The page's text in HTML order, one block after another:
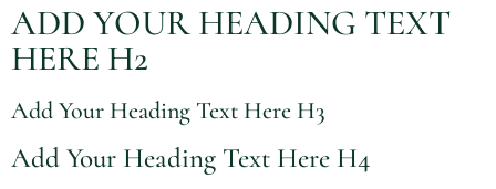
ADD YOUR HEADING TEXT
HERE H2
Add Your Heading Text Here H3
Add Your Heading Text Here H4